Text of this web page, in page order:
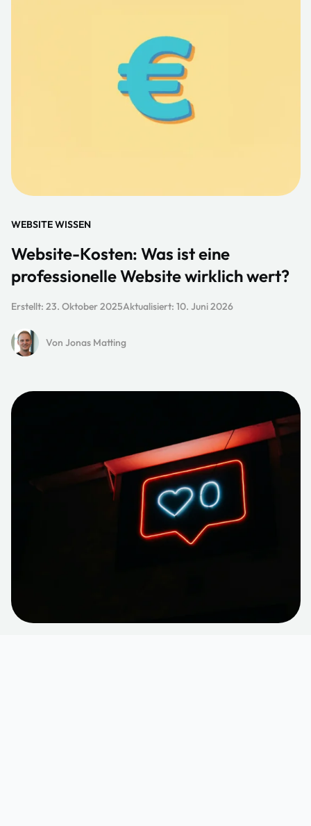
WEBSITE WISSEN
Website-Kosten: Was ist eine
professionelle Website wirklich wert?
Erstellt: 23. Oktober 2025Aktualisiert: 10. Juni 2026
Von Jonas Matting